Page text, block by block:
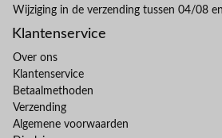
Wijziging in de verzending tussen 04/08
Klantenservice
Over ons
Klantenservice
Betaalmethoden
Verzending
Algemene voorwaarden